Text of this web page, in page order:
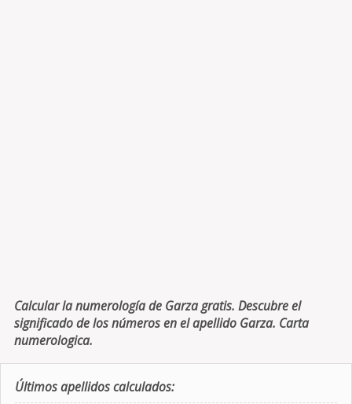
Calcular la numerología de Garza gratis. Descubre el
significado de los números en el apellido Garza. Carta
numerologica.
Últimos apellidos calculados: